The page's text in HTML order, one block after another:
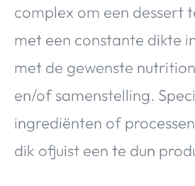
complex om een dessert
met een constante dikte
met de gewenste
en/of samenstelling.
ingrediënten of
dik ofjuist een te dun